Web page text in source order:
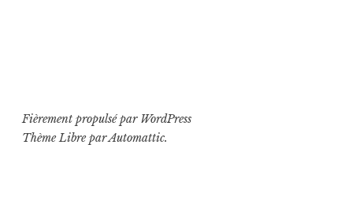
Fièrement propulsé par WordPress
Thème Libre parAutomattic.